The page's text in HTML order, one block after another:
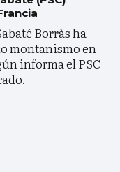
Borràs ha
montañismo en
informa el PSC